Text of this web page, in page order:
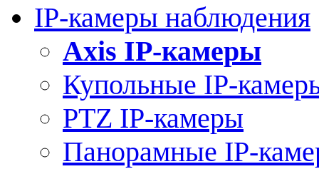
IP-камеры наблюдения
Axis IP-камеры
Купольные IP-
PTZ IP-камеры
Панорамные IP-